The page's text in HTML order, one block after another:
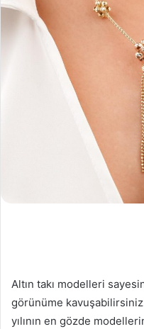
Altın takı modelleri
görünüme
yılının en gözde